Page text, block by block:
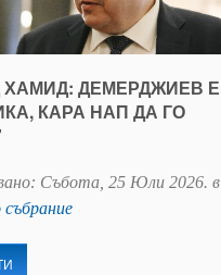
ДЕМЕРДЖИЕВ Е
КАРА НАП ДА ГО
Събота, 25 Юли 2026. в